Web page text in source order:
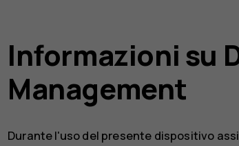
Informazioni su
Management
Durante l'uso del presente dispositivo